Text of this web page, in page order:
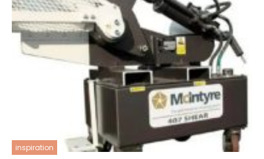
inspiration